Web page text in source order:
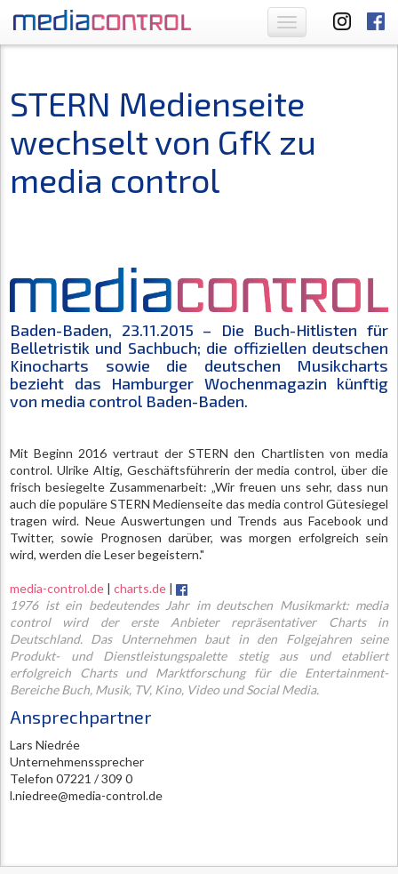
Toggle
navigation
STERN Medienseite
wechselt von GfK zu
media control
Baden-Baden, 23.11.2015 – Die Buch-Hitlisten für
Belletristik und Sachbuch; die offiziellen deutschen
Kinocharts sowie die deutschen Musikcharts
bezieht das Hamburger Wochenmagazin künftig
von media control Baden-Baden.
Mit Beginn 2016 vertraut der STERN den Chartlisten von media
control. Ulrike Altig, Geschäftsführerin der media control, über die
frisch besiegelte Zusammenarbeit: „Wir freuen uns sehr, dass nun
auch die populäre STERN Medienseite das media control Gütesiegel
tragen wird. Neue Auswertungen und Trends aus Facebook und
Twitter, sowie Prognosen darüber, was morgen erfolgreich sein
wird, werden die Leser begeistern."
media-control.de | charts.de |
1976 ist ein bedeutendes Jahr im deutschen Musikmarkt: media
control wird der erste Anbieter repräsentativer Charts in
Deutschland. Das Unternehmen baut in den Folgejahren seine
Produkt- und Dienstleistungspalette stetig aus und etabliert
erfolgreich Charts und Marktforschung für die Entertainment-
Bereiche Buch, Musik, TV, Kino, Video und Social Media.
Ansprechpartner
Lars Niedrée
Unternehmenssprecher
Telefon 07221 / 309 0
l.niedree@media-control.de